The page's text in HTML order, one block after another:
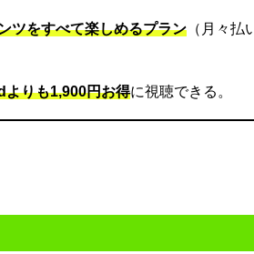
ツをすべて楽しめるプラン （月々払
りも1,900円お得に視聴できる。